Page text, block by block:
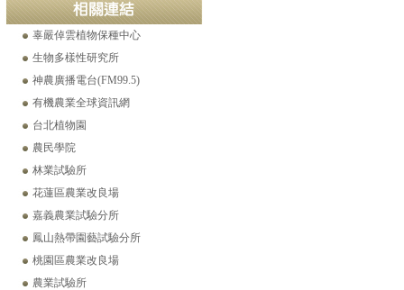
世界極品巨果紅花油茶特點
白花野牡丹逆轉腎病之舊刊登載。(2021-12-26)
辜嚴倬雲植物保種中心
生物多樣性研究所
神農廣播電台(FM99.5)
有機農業全球資訊網
台北植物園
農民學院
林業試驗所
花蓮區農業改良場
嘉義農業試驗分所
鳳山熱帶園藝試驗分所
桃園區農業改良場
農業試驗所